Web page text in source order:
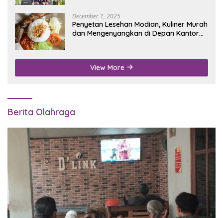
December 1, 2025
Penyetan Lesehan Modian, Kuliner Murah
dan Mengenyangkan di Depan Kantor
View More
Berita Olahraga